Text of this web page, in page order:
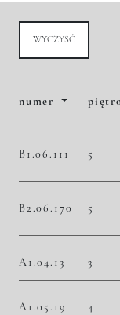
WYCZYŚĆ
numer
B1.06.111 5
B2.06.170 5
A1.04.13 3
A1.05.19 4